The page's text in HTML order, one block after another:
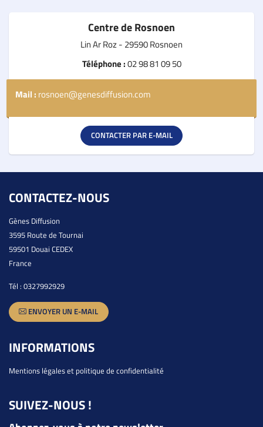
Centre de Rosnoen
Lin Ar Roz - 29590 Rosnoen
Téléphone :02 98 81 09 50
Mail : rosnoen@genesdiffusion.com
CONTACTER PAR E-MAIL
CONTACTEZ-NOUS
Gènes Diffusion
3595 Route de Tournai
59501 Douai CEDEX
France
Tél : 0327992929
ENVOYER UN E-MAIL
INFORMATIONS
Mentions légales et politique de confidentialité
SUIVEZ-NOUS !